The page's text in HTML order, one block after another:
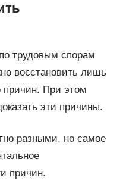
трудовым спорам
восстановить лишь
причин. При этом
эти причины.
разными, но самое
причин.